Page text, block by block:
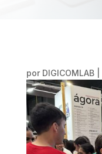
por DIGICOMLAB|